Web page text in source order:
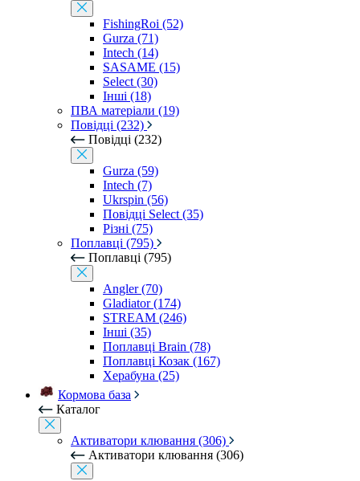
FishingRoi (52)
Gurza (71)
Intech (14)
SASAME (15)
Select (30)
Інші (18)
ПВА матеріали (19)
Повідці (232)
Повідці (232)
Gurza (59)
Intech (7)
Ukrspin (56)
Повідці Select (35)
Різні (75)
Поплавці (795)
Поплавці (795)
Angler (70)
Gladiator (174)
STREAM (246)
Інші (35)
Поплавці Brain (78)
Поплавці Козак (167)
Херабуна (25)
Кормова база
Каталог
Активатори клювання (306)
Активатори клювання (306)